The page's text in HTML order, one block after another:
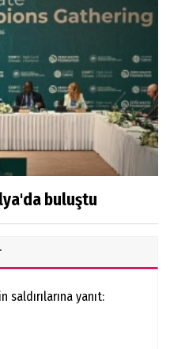
buluştu
saldırılarına yanıt: